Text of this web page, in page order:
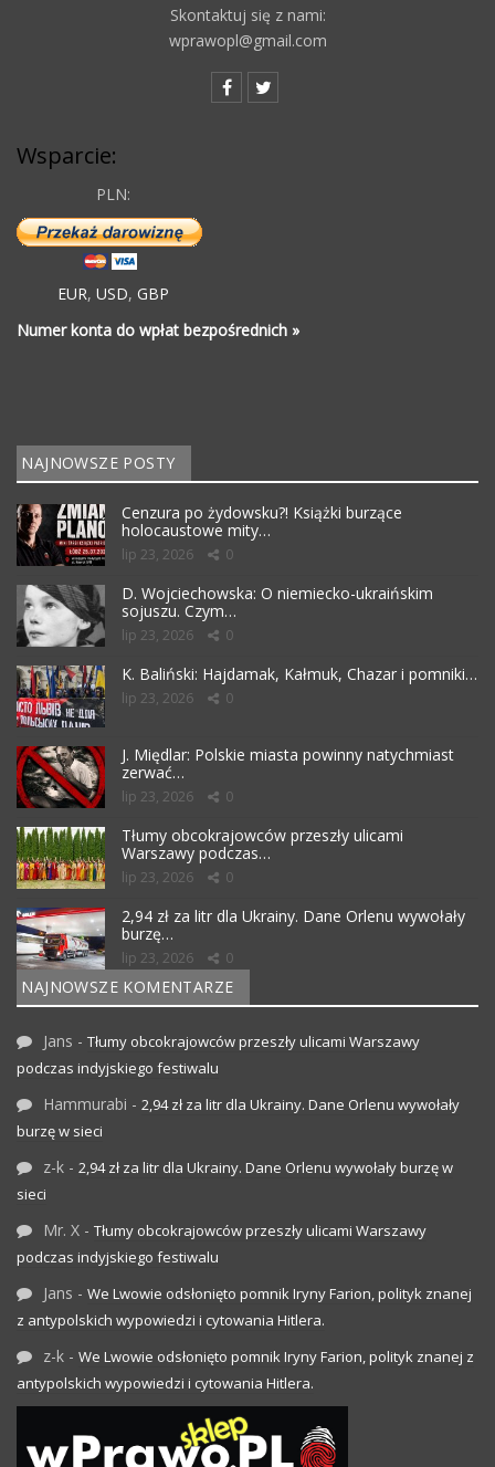
Skontaktuj się z nami:
wprawopl@gmail.com
Wsparcie:
PLN:
EUR, USD, GBP
Numer konta do wpłat bezpośrednich »
NAJNOWSZE POSTY
Cenzura po żydowsku?! Książki burzące
holocaustowe mity…
lip 23, 2026 0
D. Wojciechowska: O niemiecko-ukraińskim
sojuszu. Czym…
lip 23, 2026 0
K. Baliński: Hajdamak, Kałmuk, Chazar i pomniki…
lip 23, 2026 0
J. Międlar: Polskie miasta powinny natychmiast
zerwać…
lip 23, 2026 0
Tłumy obcokrajowców przeszły ulicami
Warszawy podczas…
lip 23, 2026 0
2,94 zł za litr dla Ukrainy. Dane Orlenu wywołały
burzę…
lip 23, 2026 0
NAJNOWSZE KOMENTARZE
Jans - Tłumy obcokrajowców przeszły ulicami Warszawy
podczas indyjskiego festiwalu
Hammurabi - 2,94 zł za litr dla Ukrainy. Dane Orlenu wywołały
burzę w sieci
z-k - 2,94 zł za litr dla Ukrainy. Dane Orlenu wywołały burzę w
sieci
Mr. X - Tłumy obcokrajowców przeszły ulicami Warszawy
podczas indyjskiego festiwalu
Jans - We Lwowie odsłonięto pomnik Iryny Farion, polityk znanej
z antypolskich wypowiedzi i cytowania Hitlera.
z-k - We Lwowie odsłonięto pomnik Iryny Farion, polityk znanej z
antypolskich wypowiedzi i cytowania Hitlera.